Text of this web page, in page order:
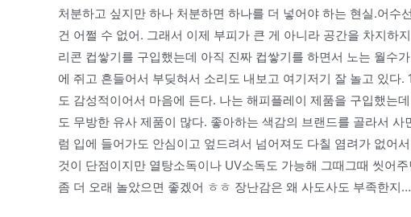
처분하고 싶지만 하나 처분하면 하나를 더 넣어야 하는 현실.어수
건 어쩔 수 없어. 그래서 이제 부피가 큰 게 아니라 공간을 차지하
리콘 컵쌓기를 구입했는데 아직 진짜 컵쌓기를 하면서 노는 월수
에 쥐고 흔들어서 부딪혀서 소리도 내보고 여기저기 잘 놀고 있다
도 감성적이어서 마음에 든다. 나는 해피플레이 제품을 구입했는
도 무방한 유사 제품이 많다. 좋아하는 색감의 브랜드를 골라서
럼 입에 들어가도 안심이고 엎드려서 넘어져도 다칠 염려가 없어
것이 단점이지만 열탕소독이나 UV소독도 가능해 그때그때 씻어
좀 더 오래 놀았으면 좋겠어 ㅎㅎ 장난감은 왜 사도사도 부족한지…